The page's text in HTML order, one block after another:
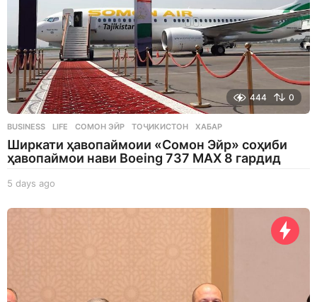
444 0
BUSINESS ,LIFE СОМОН ЭЙР ,ТОҶИКИСТОН ,ХАБАР
Ширкати ҳавопаймоии «Сомон Эйр» соҳиби
ҳавопаймои нави Boeing 737 MAX 8 гардид
5 days ago
a